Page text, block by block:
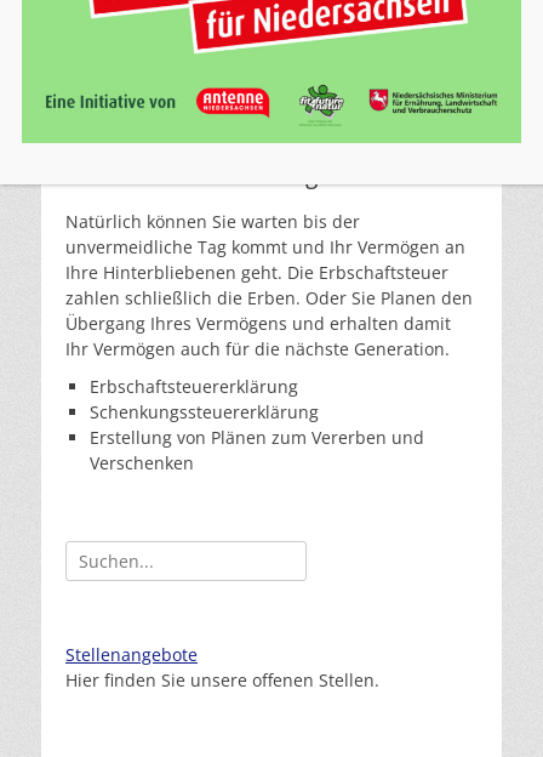
Natürlich können Sie warten bis der
unvermeidliche Tag kommt und Ihr Vermögen an
Ihre Hinterbliebenen geht. Die Erbschaftsteuer
zahlen schließlich die Erben. Oder Sie Planen den
Übergang Ihres Vermögens und erhalten damit
Ihr Vermögen auch für die nächste Generation.
Erbschaftsteuererklärung
Schenkungssteuererklärung
Erstellung von Plänen zum Vererben und
Verschenken
Suchen
nach:
Stellenangebote
Hier finden Sie unsere offenen Stellen.